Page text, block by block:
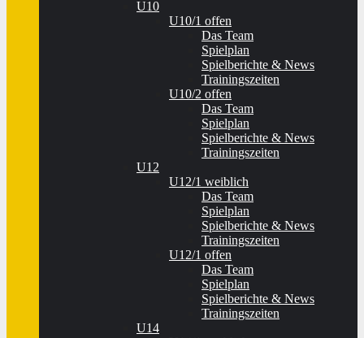
U10
U10/1 offen
Das Team
Spielplan
Spielberichte & News
Trainingszeiten
U10/2 offen
Das Team
Spielplan
Spielberichte & News
Trainingszeiten
U12
U12/1 weiblich
Das Team
Spielplan
Spielberichte & News
Trainingszeiten
U12/1 offen
Das Team
Spielplan
Spielberichte & News
Trainingszeiten
U14